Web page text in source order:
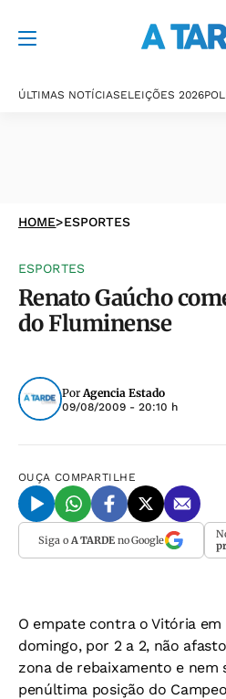
ÚLTIMAS NOTÍCIASELEIÇÕES 2026
HOME>ESPORTES
ESPORTES
Renato Gaúcho
do Fluminense
PorAgencia Estado
09/08/2009 - 20:10 h
OUÇA COMPARTILHE
Siga o A TARDEno Google
O empate contra o Vitória em
domingo, por 2 a 2, não
zona de rebaixamento e
penúltima posição do